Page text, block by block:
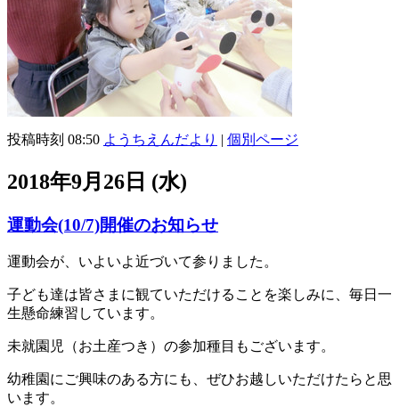
投稿時刻 08:50 ようちえんだより | 個別ページ
2018年9月26日 (水)
運動会(10/7)開催のお知らせ
運動会が、いよいよ近づいて参りました。
子ども達は皆さまに観ていただけることを楽しみに、毎日一
生懸命練習しています。
未就園児（お土産つき）の参加種目もございます。
幼稚園にご興味のある方にも、ぜひお越しいただけたらと思
います。